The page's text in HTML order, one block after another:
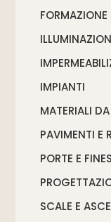
FORMAZIONE
IMPIANTI
MATERIALI
PAVIMENTI E
PORTE E
SCALE E